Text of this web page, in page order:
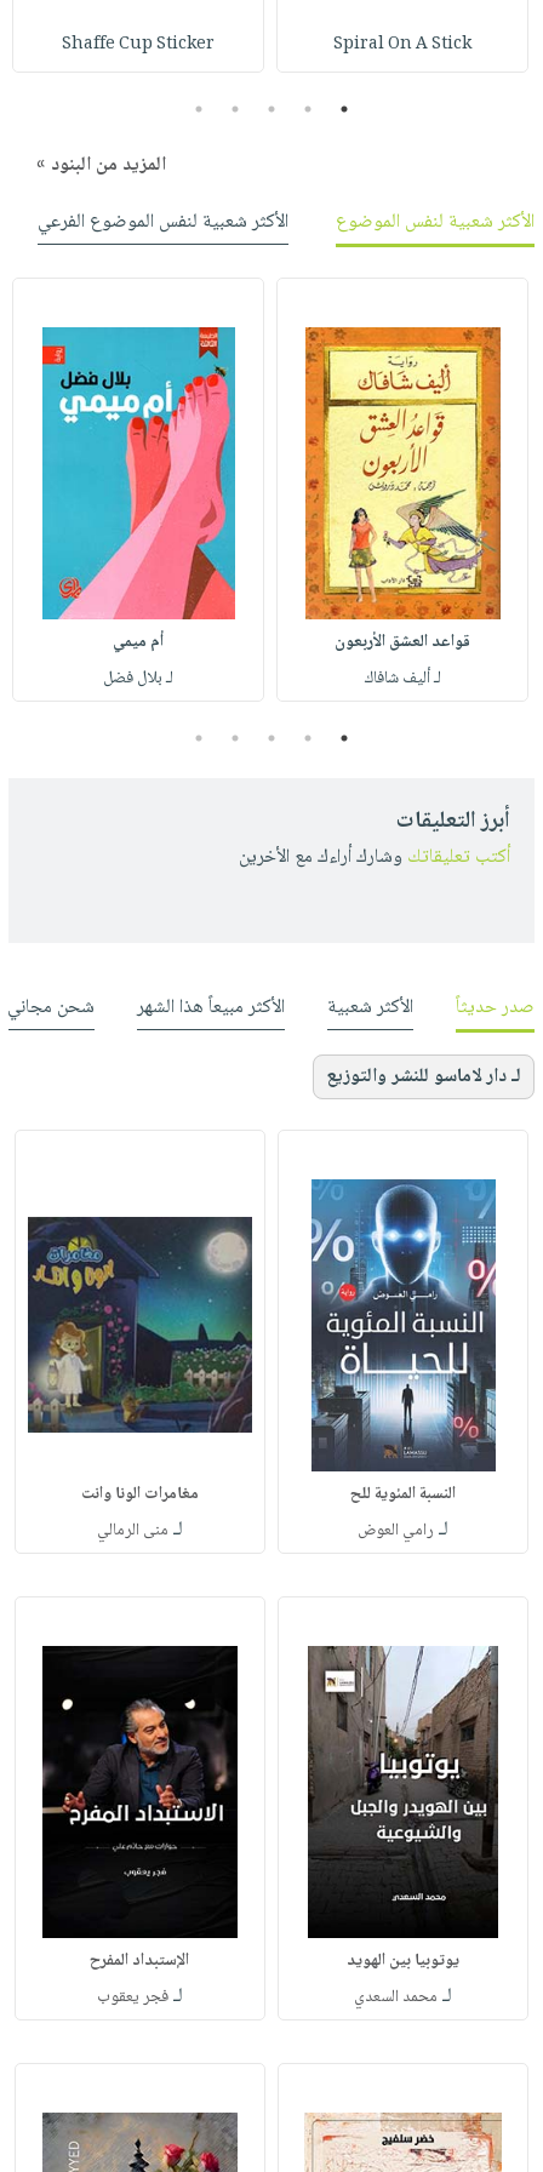
Spiral On A Stick
Shaffe Cup Sticker
1
2
3
4
5
المزيد من البنود »
الأكثر شعبية لنفس الموضوع
الأكثر شعبية لنفس الموضوع الفرعي
قواعد العشق الأربعون
لـ أليف شافاك
أم ميمي
لـ بلال فضل
1
2
3
4
5
أبرز التعليقات
أكتب تعليقاتك وشارك أراءك مع الأخرين
صدر حديثاً الأكثر شعبية الأكثر مبيعاً هذا الشهر شحن مجاني
لـ دار لاماسو للنشر والتوزيع
النسبة المئوية للح
لـ رامي العوض
مغامرات الونا وانت
لـ منى الرمالي
يوتوبيا بين الهويد
لـ محمد السعدي
الإستبداد المفرح
لـفجر يعقوب